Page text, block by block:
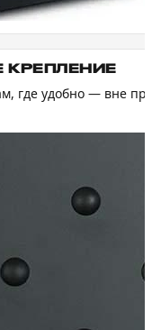
КРЕПЛЕНИЕ
где удобно — вне